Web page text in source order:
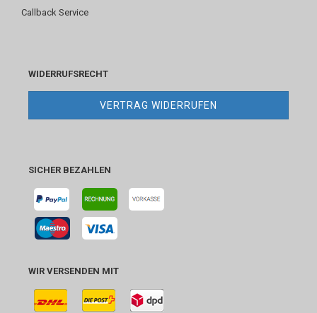
Callback Service
WIDERRUFSRECHT
VERTRAG WIDERRUFEN
SICHER BEZAHLEN
WIR VERSENDEN MIT